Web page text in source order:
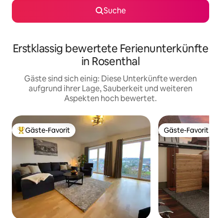
Suche
Erstklassig bewertete Ferienunterkünfte
in Rosenthal
Gäste sind sich einig: Diese Unterkünfte werden
aufgrund ihrer Lage, Sauberkeit und weiteren
Aspekten hoch bewertet.
Beliebter Gäste-Favorit.
Gäste-Favorit Gäste-Favorit
Gäste-Favorit